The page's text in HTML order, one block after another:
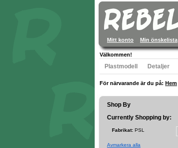
Mitt konto Min önskelista
Välkommen!
Plastmodell Detaljer
För närvarande är du på: Hem
Shop By
Currently Shopping by:
Fabrikat: PSL
Avmarkera alla